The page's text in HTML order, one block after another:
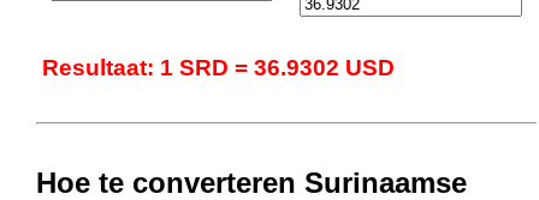
Resultaat: 1 SRD = 36.9302 USD
Hoe te converteren Surinaamse